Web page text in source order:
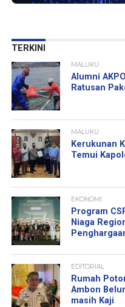
TERKINI
MALUKU
Alumni
Ratusan
MALUKU
Kerukunan
Temui
EKONOMI
Program
Niaga
EDITORIAL
Rumah
Ambon
masih Kaji